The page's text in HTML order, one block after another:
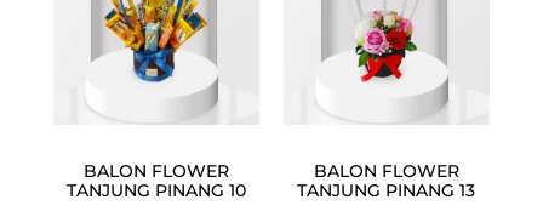
BALON FLOWER
TANJUNG PINANG 10
BALON FLOWER
TANJUNG PINANG 13